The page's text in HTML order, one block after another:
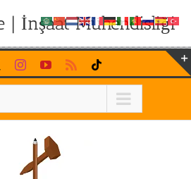
| İnşaat Mühendisliği
InstagramYouTubeRss